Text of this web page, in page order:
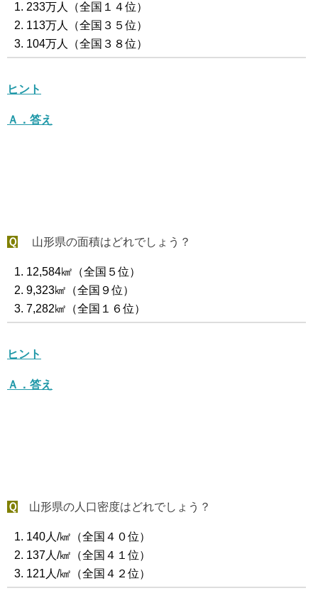
233万人（全国１４位）
113万人（全国３５位）
104万人（全国３８位）
ヒント
Ａ．答え
Ｑ 山形県の面積はどれでしょう？
12,584㎢（全国５位）
9,323㎢（全国９位）
7,282㎢（全国１６位）
ヒント
Ａ．答え
Ｑ 山形県の人口密度はどれでしょう？
140人/㎢（全国４０位）
137人/㎢（全国４１位）
121人/㎢（全国４２位）